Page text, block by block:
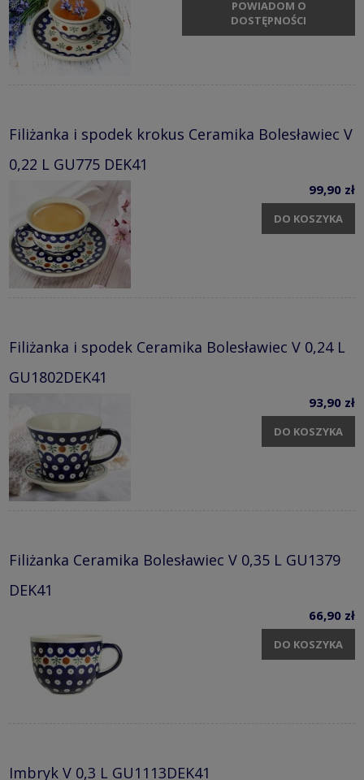
POWIADOM O
DOSTĘPNOŚCI
Filiżanka i spodek krokus Ceramika Bolesławiec V
0,22 L GU775 DEK41
99,90 zł
DO KOSZYKA
Filiżanka i spodek Ceramika Bolesławiec V 0,24 L
GU1802DEK41
93,90 zł
DO KOSZYKA
Filiżanka Ceramika Bolesławiec V 0,35 L GU1379
DEK41
66,90 zł
DO KOSZYKA
Imbryk V 0,3 L GU1113DEK41